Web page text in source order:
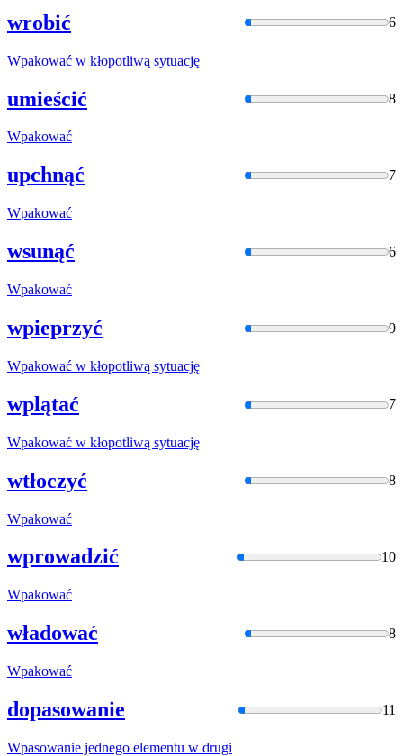
wrobić 6
Wpakować w kłopotliwą sytuację
umieścić 8
Wpakować
upchnąć 7
Wpakować
wsunąć 6
Wpakować
wpieprzyć 9
Wpakować w kłopotliwą sytuację
wplątać 7
Wpakować w kłopotliwą sytuację
wtłoczyć 8
Wpakować
wprowadzić 10
Wpakować
władować 8
Wpakować
dopasowanie 11
Wpasowanie jednego elementu w drugi